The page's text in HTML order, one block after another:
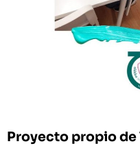
Proyecto propio de